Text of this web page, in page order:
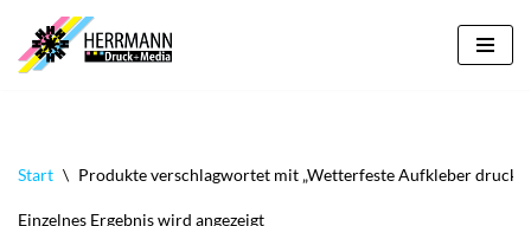
Zum
Start \ Produkte verschlagwortet mit „Wetterfeste Aufkleber
Einzelnes Ergebnis wird angezeigt